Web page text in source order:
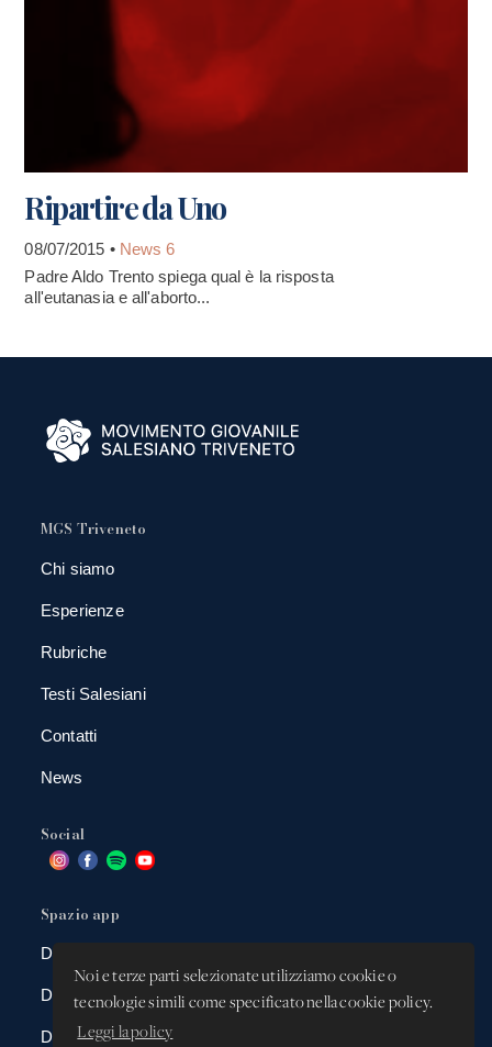
Noi e terze parti selezionate utilizziamo cookie o
tecnologie simili come specificato nella cookie policy.
Leggi la policy
Ripartire da Uno
08/07/2015 • News 6
Padre Aldo Trento spiega qual è la risposta
all'eutanasia e all'aborto...
MGS Triveneto
Chi siamo
Esperienze
Rubriche
Testi Salesiani
Contatti
News
Social
Spazio app
DBAnima
DBContest
DBDrive